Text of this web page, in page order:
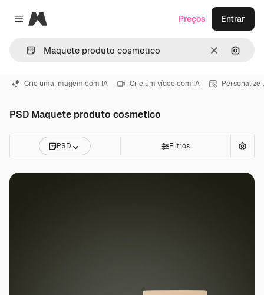
Close menu
Magnific
Limpar
Preços Entrar
Crie uma imagem com IA Crie um vídeo com IA Personalize
PSD Maquete produto cosmetico
PSD Filtros